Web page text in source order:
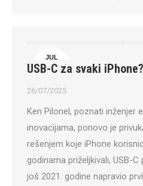
JUL
26
USB-C za svaki iPhone?
26/07/2025
Ken Pilonel, poznati inženjer
inovacijama, ponovo je
rešenjem koje iPhone
godinama priželjkivali, USB-
još 2021. godine napravio